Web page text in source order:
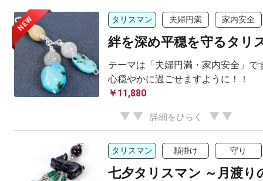
NEW タリスマン 夫婦円満 家内安全
絆を深め平穏を守るタリ
テーマは「夫婦円満・家内安全」で
心穏やかに過ごせますように！！
￥11,880
詳細をひらく
タリスマン 願掛け 守り
七夕タリスマン ～月渡り